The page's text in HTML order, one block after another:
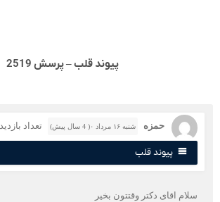
پیوند قلب – پرسش 2519
حمزه شنبه ۱۶ مرداد ۰( 4 سال پیش) تعداد بازدید: 511
پیوند قلب
اقای دکتر وقتتون بخیر